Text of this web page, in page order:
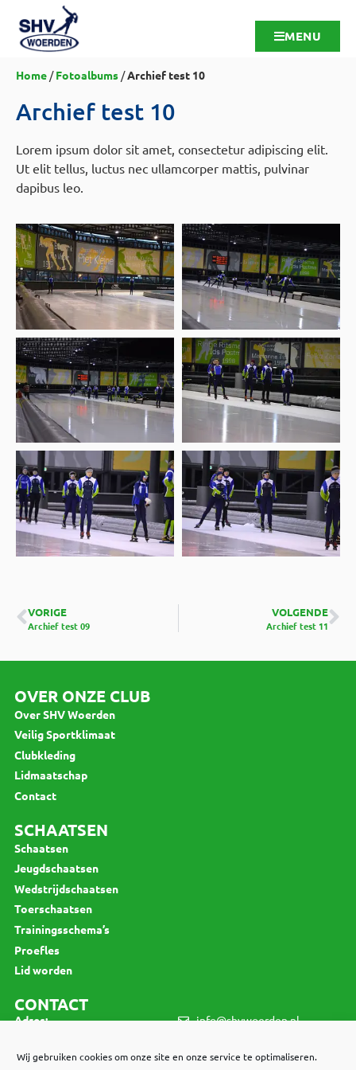
Wij gebruiken cookies om onze site en onze service te optimaliseren.
MENU
Home /Fotoalbums /Archief test 10
Archief test 10
Lorem ipsum dolor sit amet, consectetur adipiscing elit.
Ut elit tellus, luctus nec ullamcorper mattis, pulvinar
dapibus leo.
VORIGE
Archief test 09
VOLGENDE
Archief test 11
OVER ONZE CLUB
Over SHV Woerden
Veilig Sportklimaat
Clubkleding
Lidmaatschap
Contact
SCHAATSEN
Schaatsen
Jeugdschaatsen
Wedstrijdschaatsen
Toerschaatsen
Trainingsschema’s
Proefles
Lid worden
CONTACT
Adres:
3445 VV Woerden
info@shvwoerden.nl
LID WORDEN